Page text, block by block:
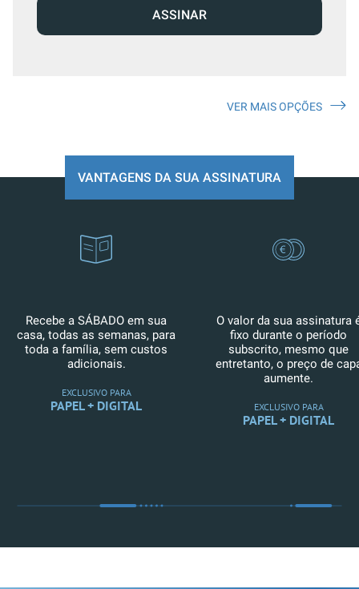
ASSINAR
VER MAIS OPÇÕES
VANTAGENS DA SUA ASSINATURA
Recebe a SÁBADO em sua
casa, todas as semanas, para
toda a família, sem custos
adicionais.
EXCLUSIVO PARA
PAPEL + DIGITAL
O valor da sua assinatura
fixo durante o período
subscrito, mesmo que
entretanto, o preço de
aumente.
EXCLUSIVO PARA
PAPEL + DIGITAL